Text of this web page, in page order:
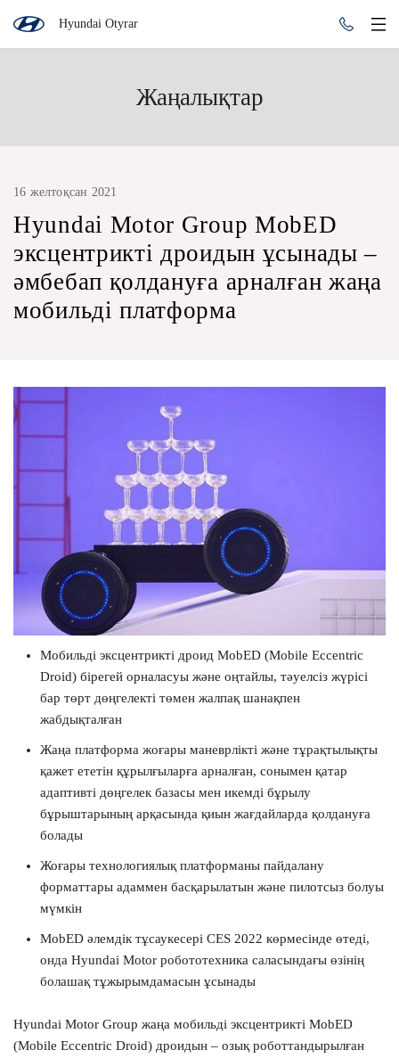
Hyundai Otyrar
Жаңалықтар
16 желтоқсан 2021
Hyundai Motor Group MobED
эксцентрикті дроидын ұсынады –
әмбебап қолдануға арналған жаңа
мобильді платформа
Мобильді эксцентрикті дроид MobED (Mobile Eccentric
Droid) бірегей орналасуы және оңтайлы, тәуелсіз жүрісі
бар төрт дөңгелекті төмен жалпақ шанақпен
жабдықталған
Жаңа платформа жоғары маневрлікті және тұрақтылықты
қажет ететін құрылғыларға арналған, сонымен қатар
адаптивті дөңгелек базасы мен икемді бұрылу
бұрыштарының арқасында қиын жағдайларда қолдануға
болады
Жоғары технологиялық платформаны пайдалану
форматтары адаммен басқарылатын және пилотсыз болуы
мүмкін
MobED әлемдік тұсаукесері CES 2022 көрмесінде өтеді,
онда Hyundai Motor робототехника саласындағы өзінің
болашақ тұжырымдамасын ұсынады
Hyundai Motor Group жаңа мобильді эксцентрикті MobED
(Mobile Eccentric Droid) дроидын – озық роботтандырылған